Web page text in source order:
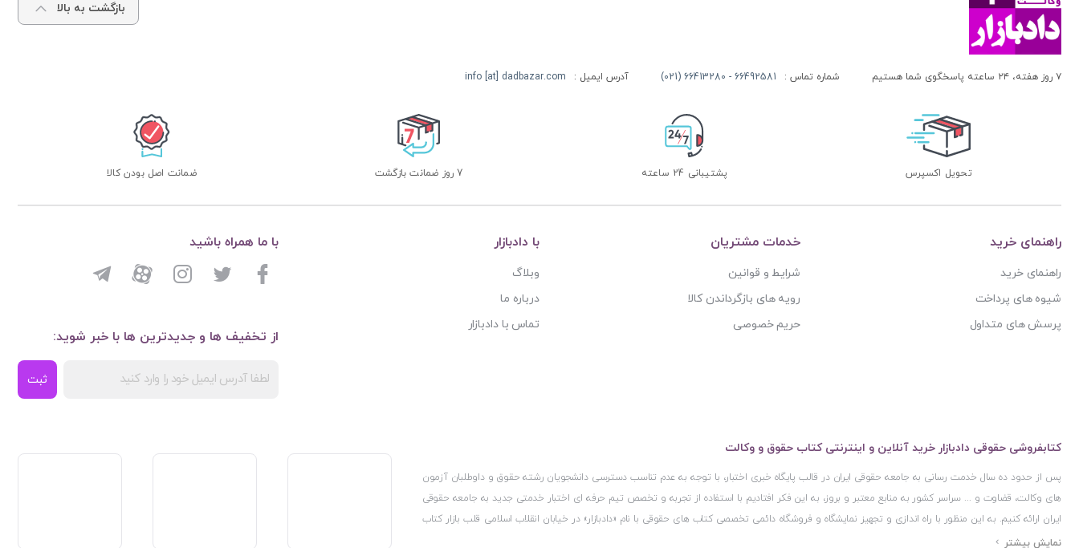
بازگشت به بالا
۷ روز هفته، ۲۴ ساعته پاسخگوی شما هستیم شماره تماس : 66492581 - 66413280 (021) آدرس ایمیل : info [at] dadbazar.com
تحویل اکسپرس پشتیبانی 24 ساعته 7 روز ضمانت بازگشت ضمانت اصل بودن کالا
راهنمای خرید
راهنمای خرید
شیوه های پرداخت
پرسش های متداول
خدمات مشتریان
شرایط و قوانین
رویه های بازگرداندن کالا
حریم خصوصی
با دادبازار
وبلاگ
درباره ما
تماس با دادبازار
از تخفیف ها و جدیدترین ها با خبر شوید:
ثبت
با ما همراه باشید
کتابفروشی حقوقی دادبازار خرید آنلاین و اینترنتی کتاب حقوق و وکالت
پس از حدود ده سال خدمت رسانی به جامعه حقوقی ایران در قالب پایگاه خبری اختبار، با توجه به عدم تناسب دسترسی دانشجویان رشته حقوق و داوطلبان آزمون
های وکالت، قضاوت و ... سراسر کشور به منابع معتبر و بروز، به این فکر افتادیم با استفاده از تجربه و تخصص تیم حرفه ای اختبار خدمتی جدید به جامعه حقوقی
ایران ارائه کنیم. به این منظور با راه اندازی و تجهیز نمایشگاه و فروشگاه دائمی تخصصی کتاب های حقوقی با نام «دادبازار» در خیابان انقلاب اسلامی قلب بازار کتاب
ایران و اخذ مجوزهای قانونی از جمله نماد اعتماد الکترونیک از مرکز توسعه تجارت الکترونیکی وزارت صنعت، معدن و تجارت، نشان ملی ثبت رسانه های دیجیتال از